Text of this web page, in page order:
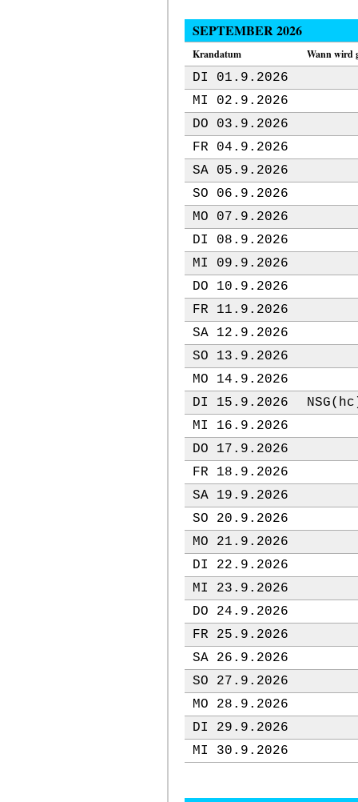
SEPTEMBER 2026
Krandatum Wann wird
DI 01.9.2026
MI 02.9.2026
DO 03.9.2026
FR 04.9.2026
SA 05.9.2026
SO 06.9.2026
MO 07.9.2026
DI 08.9.2026
MI 09.9.2026
DO 10.9.2026
FR 11.9.2026
SA 12.9.2026
SO 13.9.2026
MO 14.9.2026
DI 15.9.2026
MI 16.9.2026
DO 17.9.2026
FR 18.9.2026
SA 19.9.2026
SO 20.9.2026
MO 21.9.2026
DI 22.9.2026
MI 23.9.2026
DO 24.9.2026
FR 25.9.2026
SA 26.9.2026
SO 27.9.2026
MO 28.9.2026
DI 29.9.2026
MI 30.9.2026